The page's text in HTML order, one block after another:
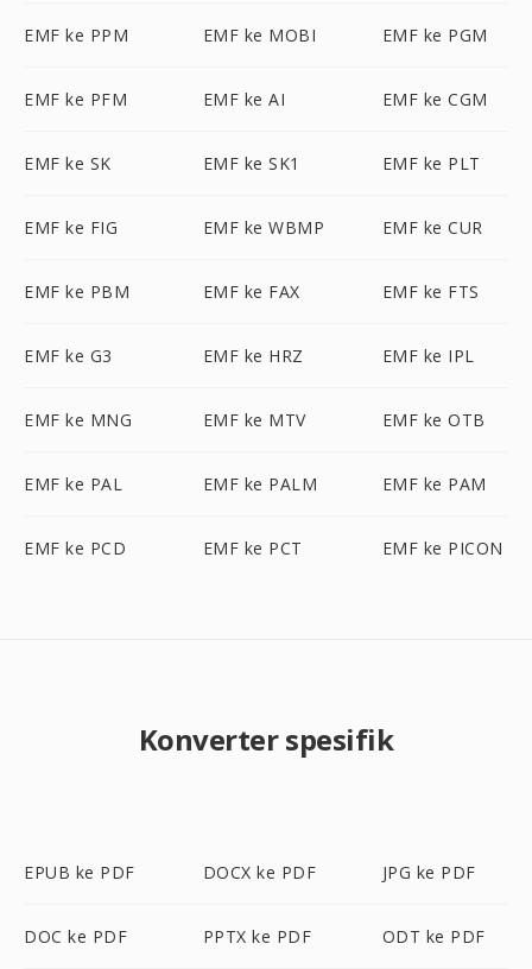
EMF ke PPM EMF ke MOBI EMF ke PGM
EMF ke PFM EMF ke AI EMF ke CGM
EMF ke SK EMF ke SK1 EMF ke PLT
EMF ke FIG EMF ke WBMP EMF ke CUR
EMF ke PBM EMF ke FAX EMF ke FTS
EMF ke G3 EMF ke HRZ EMF ke IPL
EMF ke MNG EMF ke MTV EMF ke OTB
EMF ke PAL EMF ke PALM EMF ke PAM
EMF ke PCD EMF ke PCT EMF ke PICON
Konverter spesifik
EPUB ke PDF DOCX ke PDF JPG ke PDF
DOC ke PDF PPTX ke PDF ODT ke PDF